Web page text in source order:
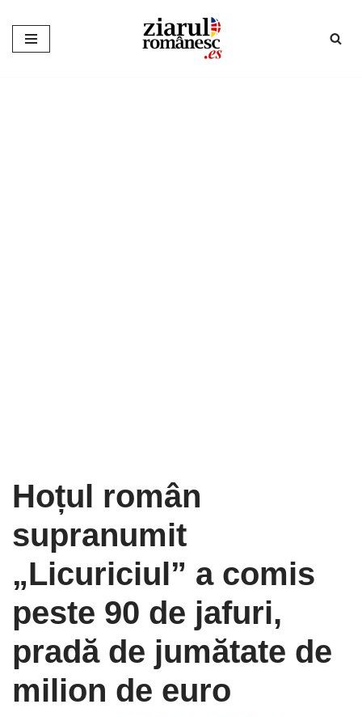
Sari
Hoțul român
supranumit
„Licuriciul” a comis
peste 90 de jafuri,
pradă de jumătate de
milion de euro